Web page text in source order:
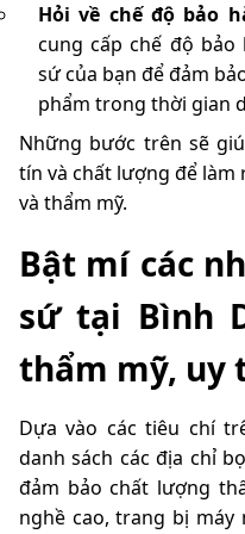
Hỏi về chế độ bảo
cung cấp chế độ
sứ của bạn để đảm
phẩm trong thời gian
Những bước trên sẽ
tín và chất lượng để làm
và thẩm mỹ.
Bật mí các
sứ tại Bình
thẩm mỹ, uy
Dựa vào các tiêu chí
danh sách các địa chỉ
đảm bảo chất lượng
nghề cao, trang bị máy